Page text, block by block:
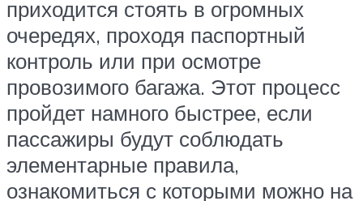
приходится стоять в огромных
очередях, проходя паспортный
контроль или при осмотре
провозимого багажа. Этот процесс
пройдет намного быстрее, если
пассажиры будут соблюдать
элементарные правила,
ознакомиться с которыми можно на